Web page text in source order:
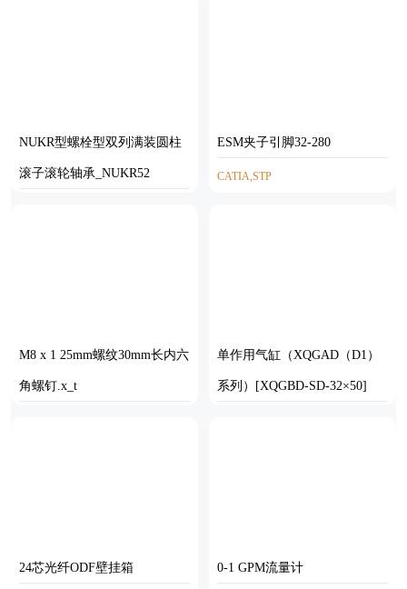
NUKR型螺栓型双列满装圆柱
滚子滚轮轴承_NUKR52
ESM夹子引脚32-280
CATIA,STP
M8 x 1 25mm螺纹30mm长内六
角螺钉.x_t
单作用气缸（XQGAD（D1）
系列）[XQGBD-SD-32×50]
24芯光纤ODF壁挂箱 0-1 GPM流量计